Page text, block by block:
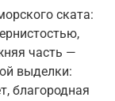
ската:
часть —
выделки:
благородная